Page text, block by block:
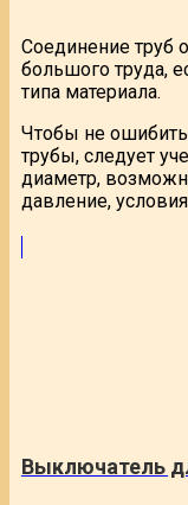
Соединение труб
большого труда,
типа материала.
Чтобы не
трубы, следует
диаметр,
давление,
Выключатель